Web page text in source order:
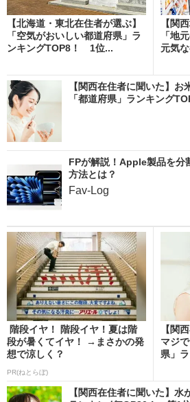
【北海道・東北在住者が選ぶ】
「空気がおいしい都道府県」ラ
ンキングTOP8！ 1位...
【関
「地
元気
【関西在住者に聞いた】お
「都道府県」ランキング
FPが解説！Apple製品を分
方法とは？
Fav-Log
階段イヤ！ 階段イヤ！夏は階
段が暑くてイヤ！ →まさかの発
想で涼しく？
PR(ねとらぼ)
【関
マジ
県」
【関西在住者に聞いた】水